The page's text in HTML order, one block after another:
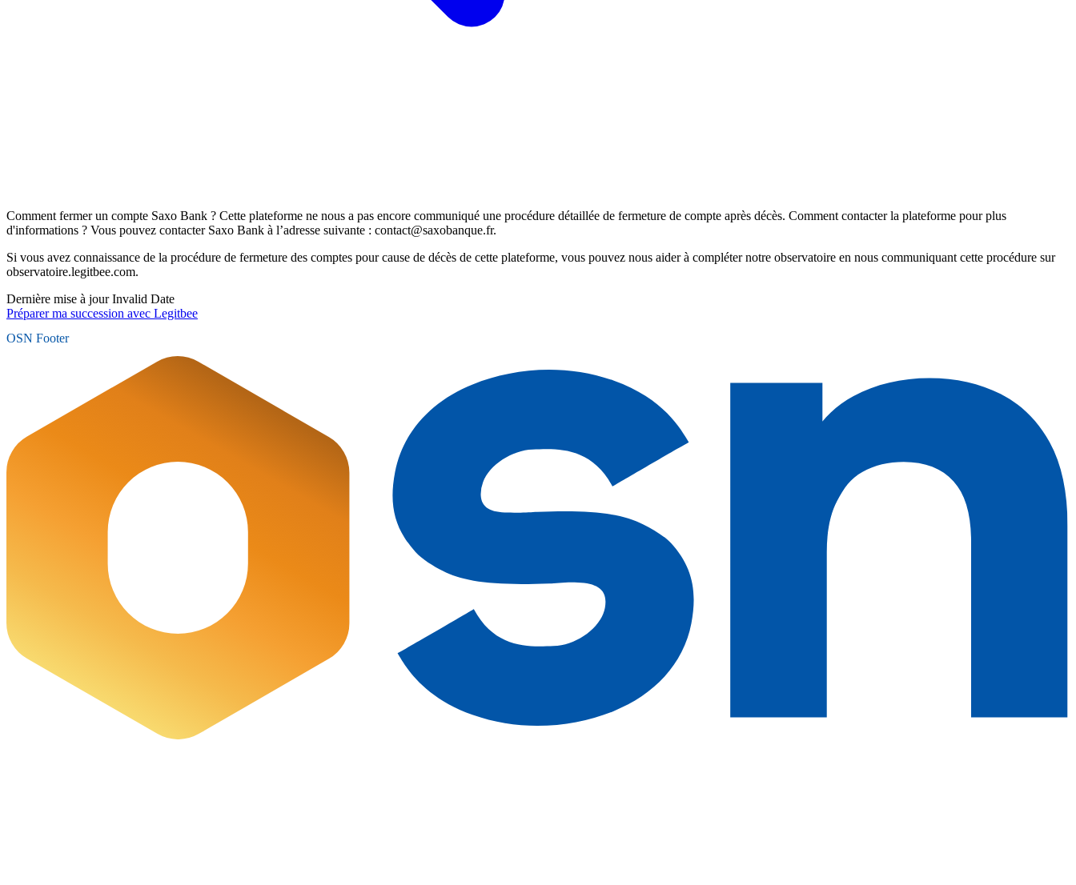
Comment fermer un compte Saxo Bank ? Cette plateforme ne nous a pas encore communiqué une procédure détaillée de fermeture de compte après décès. Comment contacter la plateforme pour plus
d'informations ? Vous pouvez contacter Saxo Bank à l’adresse suivante : contact@saxobanque.fr.
Si vous avez connaissance de la procédure de fermeture des comptes pour cause de décès de cette plateforme, vous pouvez nous aider à compléter notre observatoire en nous communiquant cette procédure sur
observatoire.legitbee.com.
Dernière mise à jour Invalid Date
Préparer ma succession avec Legitbee
OSN Footer